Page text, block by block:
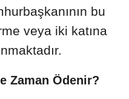
bu
veya iki katına
Zaman Ödenir?